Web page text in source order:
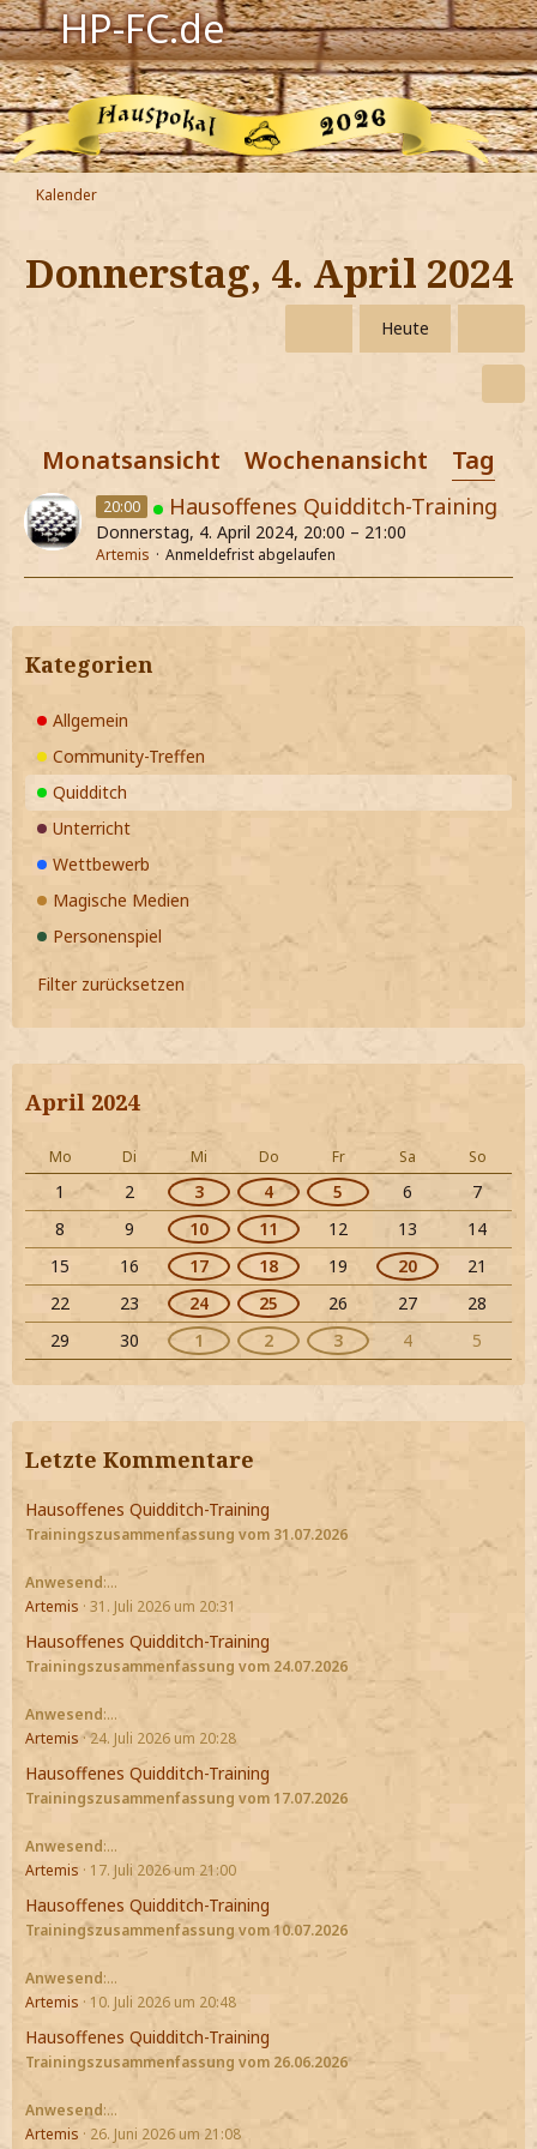
HP-FC.de
Navigation
Harry Potter
Der HP-FC
Hogwarts
Zauberwelt
Jetzt Fanclub-Mitglied werden!
Kalender
Donnerstag, 4. April 2024
Heute
Monatsansicht Wochenansicht
20:00 Hausoffenes Quidditch-Training
Donnerstag, 4. April 2024, 20:00 – 21:00
Artemis Anmeldefrist abgelaufen
Kategorien
Allgemein
Community-Treffen
Quidditch
Unterricht
Wettbewerb
Magische Medien
Personenspiel
Filter zurücksetzen
April 2024
Mo Di Mi Do Fr Sa So
1 2 3 4 5 6
7
8
9 10 11 12 13
14
15
16 17 18 19 20
21
22
23 24 25 26 27
28
29
30 1 2 3 4 5
Letzte Kommentare
Hausoffenes Quidditch-Training
Trainingszusammenfassung vom 31.07.2026
Anwesend:…
Artemis 31. Juli 2026 um 20:31
Hausoffenes Quidditch-Training
Trainingszusammenfassung vom 24.07.2026
Anwesend:…
Artemis 24. Juli 2026 um 20:28
Hausoffenes Quidditch-Training
Trainingszusammenfassung vom 17.07.2026
Anwesend:…
Artemis
17. Juli 2026 um 21:00
Hausoffenes Quidditch-Training
Trainingszusammenfassung vom 10.07.2026
Anwesend:…
Artemis
10. Juli 2026 um 20:48
Hausoffenes Quidditch-Training
Trainingszusammenfassung vom 26.06.2026
Anwesend:…
Artemis
26. Juni 2026 um 21:08